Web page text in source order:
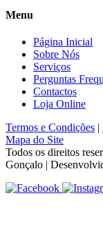
Menu
Página Inicial
Sobre Nós
Serviços
Perguntas
Contactos
Loja Online
Termos e Condições |
Mapa do Site
Todos os direitos
Gonçalo |